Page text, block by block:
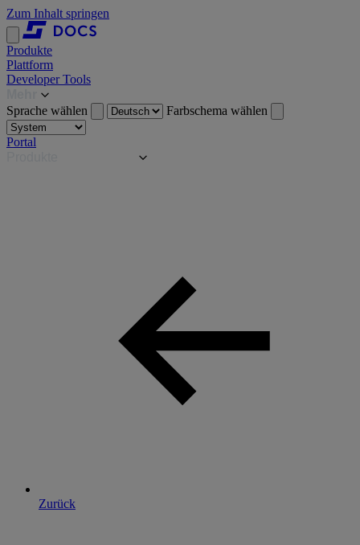
Zum Inhalt springen
Produkte
Plattform
Developer Tools
Sprache wählen
Farbschema wählen
Portal
Zurück